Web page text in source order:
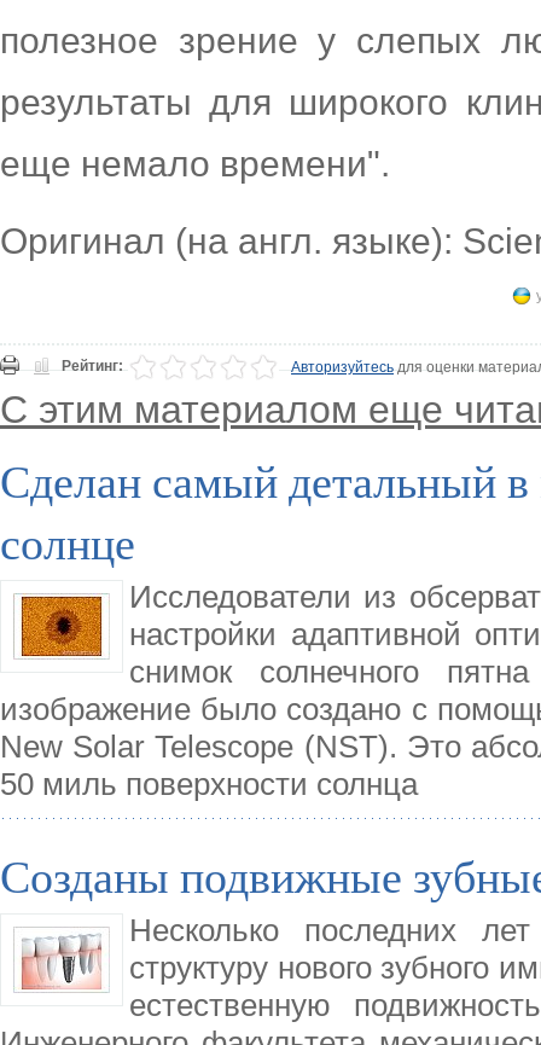
полезное зрение у слепых
результаты для широкого
еще немало времени".
Оригинал (на англ. языке):
Рейтинг: Авторизуйтесьдля оценки
С этим материалом еще
Сделан самый детальный
солнце
Исследователи из
настройки адаптивной
снимок солнечного
изображение было создано с
New Solar Telescope (NST). Это
50 миль поверхности солнца
Созданы подвижные
Несколько последних
структуру нового зубного
естественную